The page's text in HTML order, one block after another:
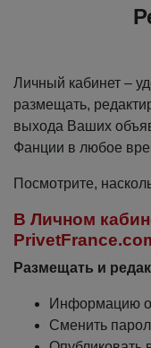
Личный кабинет –
размещать,
выхода Ваших
Фанции в любое
Посмотрите,
В Личном
Размещать и
Информацию
Сменить